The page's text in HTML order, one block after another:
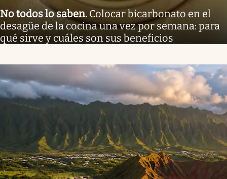
No todos lo saben. Colocar bicarbonato en el
desagüe de la cocina una vez por semana: para
qué sirve y cuáles son sus beneficios